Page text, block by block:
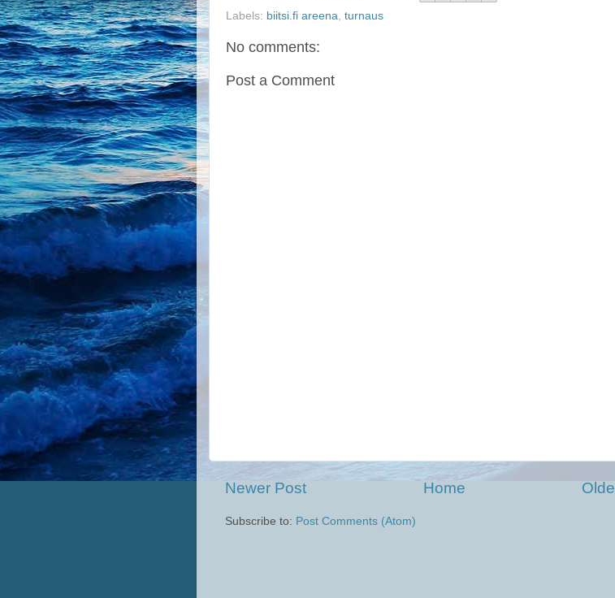
Labels: biitsi.fi areena turnaus
No comments:
Post a Comment
Newer Post Home
Subscribe to: Post Comments (Atom)